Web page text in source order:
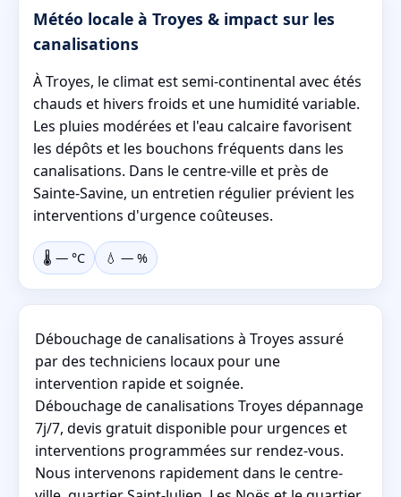
Météo locale à Troyes & impact sur les
canalisations
À Troyes, le climat est semi-continental avec étés
chauds et hivers froids et une humidité variable.
Les pluies modérées et l'eau calcaire favorisent
les dépôts et les bouchons fréquents dans les
canalisations. Dans le centre-ville et près de
Sainte-Savine, un entretien régulier prévient les
interventions d'urgence coûteuses.
🌡️ — °C 💧 — %
Débouchage de canalisations à Troyes assuré
par des techniciens locaux pour une
intervention rapide et soignée.
Débouchage de canalisations Troyes dépannage
7j/7, devis gratuit disponible pour urgences et
interventions programmées sur rendez-vous.
Nous intervenons rapidement dans le centre-